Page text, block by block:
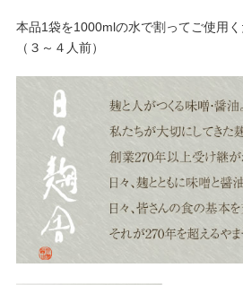
本品1袋を1000mlの水で割ってご使用く
（３～４人前）